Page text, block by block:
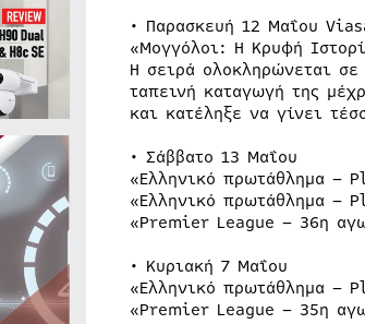
• Παρασκευή 12 Μαΐου
«Μογγόλοι: Η Κρυφή
Η σειρά ολοκληρώνεται
ταπεινή καταγωγή της
και κατέληξε να γίνει
• Σάββατο 13 Μαΐου
«Ελληνικό πρωτάθλημα –
«Ελληνικό πρωτάθλημα –
«Premier League – 36η
• Κυριακή 7 Μαΐου
«Ελληνικό πρωτάθλημα –
«Premier League – 35η